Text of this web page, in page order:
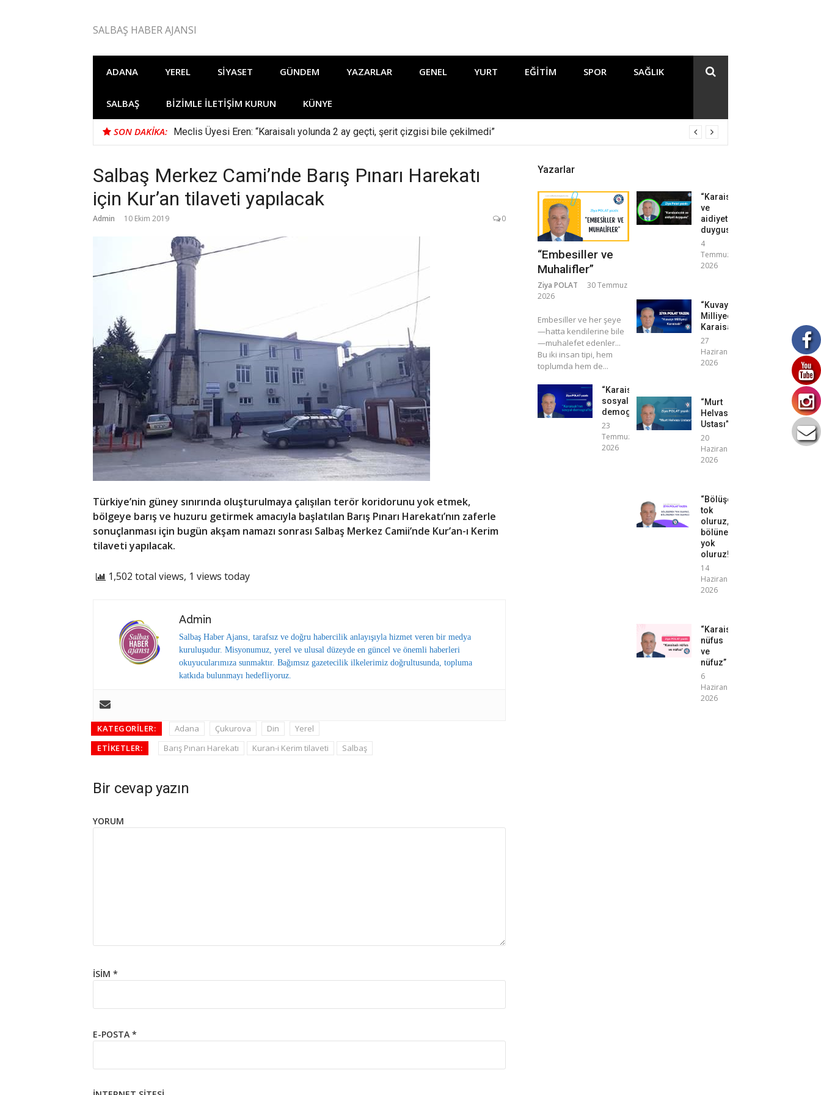
SALBAŞ HABER AJANSI
ADANA YEREL SIYASET GÜNDEM YAZARLAR GENEL YURT EĞITIM SPOR SAĞLIK
SALBAŞ BIZIMLE İLETIŞIM KURUN KÜNYE
SON DAKIKA: Meclis Üyesi Eren: “Karaisalı yolunda 2 ay geçti, şerit çizgisi bile çekilmedi”
Salbaş Merkez Cami’nde Barış Pınarı Harekatı
için Kur’an tilaveti yapılacak
Admin 10 Ekim 2019 0
Türkiye’nin güney sınırında oluşturulmaya çalışılan terör koridorunu yok etmek,
bölgeye barış ve huzuru getirmek amacıyla başlatılan Barış Pınarı Harekatı’nın zaferle
sonuçlanması için bugün akşam namazı sonrası Salbaş Merkez Camii’nde Kur’an-ı Kerim
tilaveti yapılacak.
1,502 total views, 1 views today
Admin
Salbaş Haber Ajansı, tarafsız ve doğru habercilik anlayışıyla hizmet veren bir medya
kuruluşudur. Misyonumuz, yerel ve ulusal düzeyde en güncel ve önemli haberleri
okuyucularımıza sunmaktır. Bağımsız gazetecilik ilkelerimiz doğrultusunda, topluma
katkıda bulunmayı hedefliyoruz.
KATEGORILER: Adana Çukurova Din
Yerel
ETIKETLER:
Barış Pınarı Harekatı Kuran-i Kerim tilaveti Salbaş
Bir cevap yazın
YORUM
İSIM *
E-POSTA *
Yazarlar
“Embesiller ve
Muhalifler”
Ziya POLAT
30 Temmuz
2026
​Embesiller ve her şeye
—hatta kendilerine bile
—muhalefet edenler...
Bu iki insan tipi, hem
toplumda hem de...
“Karaisalı’nın
sosyal
demografisi”
23
Temmuz
2026
“Karaisalıcılık
ve
aidiyet
duygusu”
4
Temmuz
2026
“Kuvayı
Milliyeci
Karaisalı”
27
Haziran
2026
“Murt
Helvası
Ustası”
20
Haziran
2026
“Bölüşerek
tok
oluruz,
bölünerek
yok
oluruz!”
14
Haziran
2026
“Karaisalı
nüfus
ve
nüfuz”
6
Haziran
2026